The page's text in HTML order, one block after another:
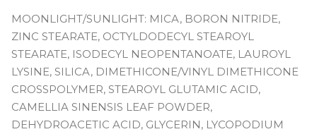
MOONLIGHT/SUNLIGHT: MICA, BORON NITRIDE,
ZINC STEARATE, OCTYLDODECYL STEAROYL
STEARATE, ISODECYL NEOPENTANOATE, LAUROYL
LYSINE, SILICA, DIMETHICONE/VINYL DIMETHICONE
CROSSPOLYMER, STEAROYL GLUTAMIC ACID,
CAMELLIA SINENSIS LEAF POWDER,
DEHYDROACETIC ACID, GLYCERIN, LYCOPODIUM